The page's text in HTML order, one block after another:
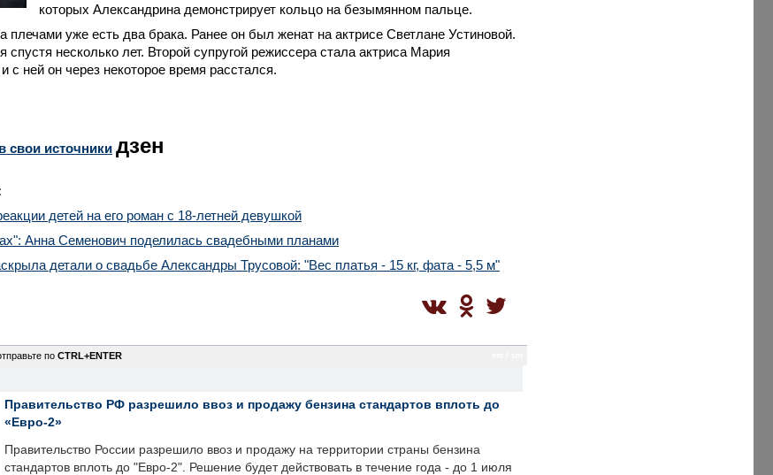
которых Александрина демонстрирует кольцо на безымянном пальце.
плечами уже есть два брака. Ранее он был женат на актрисе Светлане Устиновой.
спустя несколько лет. Второй супругой режиссера стала актриса Мария
с ней он через некоторое время расстался.
в свои источники дзен
детей на его роман с 18-летней девушкой
Анна Семенович поделилась свадебными планами
детали о свадьбе Александры Трусовой: "Вес платья - 15 кг, фата - 5,5 м"
по CTRL+ENTER
Правительство РФ разрешило ввоз и продажу бензина стандартов вплоть до
«Евро-2»
Правительство России разрешило ввоз и продажу на территории страны бензина
стандартов вплоть до "Евро-2". Решение будет действовать в течение года - до 1 июля